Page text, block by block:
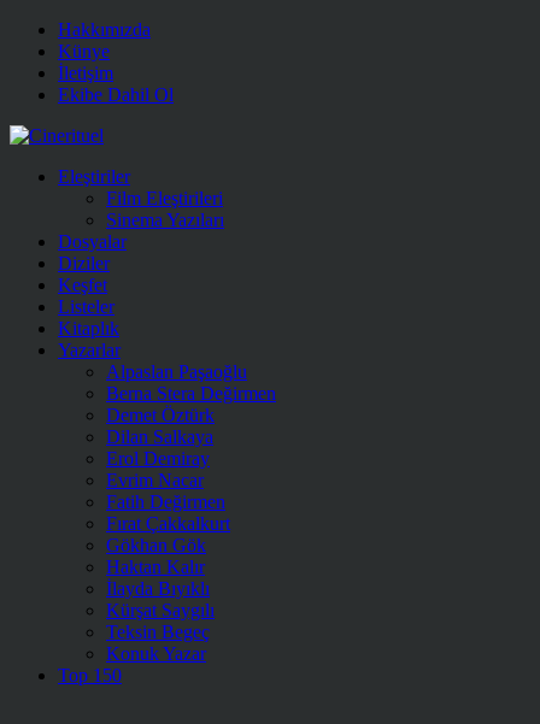
Hakkımızda
Künye
İletişim
Ekibe Dahil Ol
Eleştiriler
Film Eleştirileri
Sinema Yazıları
Dosyalar
Diziler
Keşfet
Listeler
Kitaplık
Yazarlar
Alpaslan Paşaoğlu
Berna Stera Değirmen
Demet Öztürk
Dilan Salkaya
Erol Demiray
Evrim Nacar
Fatih Değirmen
Fırat Çakkalkurt
Gökhan Gök
Haktan Kalır
İlayda Bıyıklı
Kürşat Saygılı
Teksin Begeç
Konuk Yazar
Top 150